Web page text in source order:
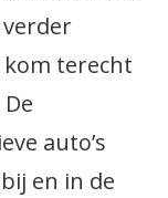
terecht
auto’s
en in de